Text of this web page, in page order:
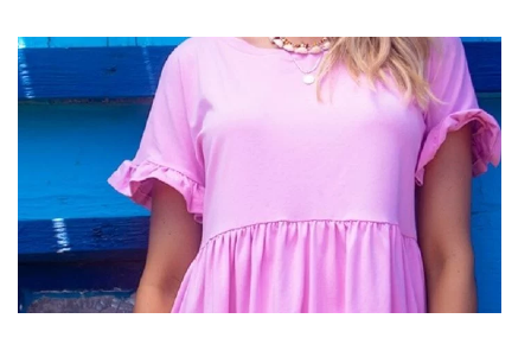
XX wieku. Zawsze najpopularniejsze były jednak sukienki
w grochy – subtelne, kobiece i pełne szyku. Najczęściej
sukienki z tym zdobieniem były tworzone w taki sposób,
aby były lekkie i zwiewne. Dlatego wykonywane je z takich
materiałów jak wiskoza czy kilku warstw materiałów
półprzezroczystych. Lekkości próbowano dodać także
ozdobami takimi jak falbany czy bufki. Modele były
zazwyczaj rozkloszowane. Dzisiaj te tendencje nadal
obowiązują. Jeśli chodzi o wzór, mogą to być zarówno
malutkie kropeczki jak i duże grochy, zdobienie może być
bardzo gęste albo zdobić ubranie z zachowaniem dużych